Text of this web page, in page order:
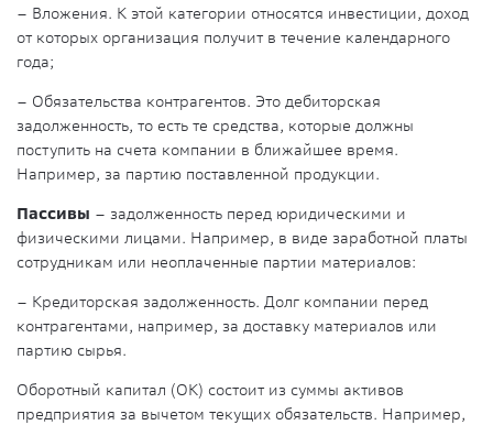
– Вложения. К этой категории относятся инвестиции, доход
от которых организация получит в течение календарного
года;
– Обязательства контрагентов. Это дебиторская
задолженность, то есть те средства, которые должны
поступить на счета компании в ближайшее время.
Например, за партию поставленной продукции.
Пассивы – задолженность перед юридическими и
физическими лицами. Например, в виде заработной платы
сотрудникам или неоплаченные партии материалов:
– Кредиторская задолженность. Долг компании перед
контрагентами, например, за доставку материалов или
партию сырья.
Оборотный капитал (ОК) состоит из суммы активов
предприятия за вычетом текущих обязательств. Например,